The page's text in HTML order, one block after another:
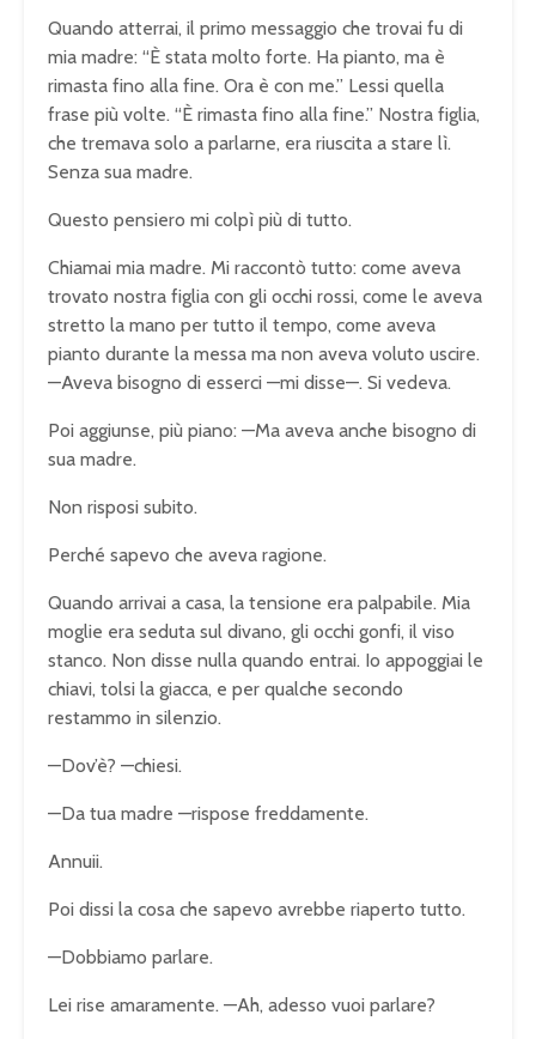
Quando atterrai, il primo messaggio che trovai fu di
mia madre: “È stata molto forte. Ha pianto, ma è
rimasta fino alla fine. Ora è con me.” Lessi quella
frase più volte. “È rimasta fino alla fine.” Nostra figlia,
che tremava solo a parlarne, era riuscita a stare lì.
Senza sua madre.
Questo pensiero mi colpì più di tutto.
Chiamai mia madre. Mi raccontò tutto: come aveva
trovato nostra figlia con gli occhi rossi, come le aveva
stretto la mano per tutto il tempo, come aveva
pianto durante la messa ma non aveva voluto uscire.
—Aveva bisogno di esserci —mi disse—. Si vedeva.
Poi aggiunse, più piano: —Ma aveva anche bisogno di
sua madre.
Non risposi subito.
Perché sapevo che aveva ragione.
Quando arrivai a casa, la tensione era palpabile. Mia
moglie era seduta sul divano, gli occhi gonfi, il viso
stanco. Non disse nulla quando entrai. Io appoggiai le
chiavi, tolsi la giacca, e per qualche secondo
restammo in silenzio.
—Dov’è? —chiesi.
—Da tua madre —rispose freddamente.
Annuii.
Poi dissi la cosa che sapevo avrebbe riaperto tutto.
—Dobbiamo parlare.
Lei rise amaramente. —Ah, adesso vuoi parlare?